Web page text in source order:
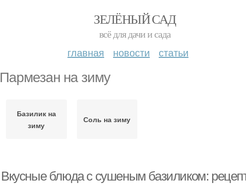
ЗЕЛЁНЫЙ САД
всё для дачи и сада
главная новости статьи
Пармезан на зиму
Базилик на
зиму
Соль на зиму
Вкусные блюда с сушеным базиликом: